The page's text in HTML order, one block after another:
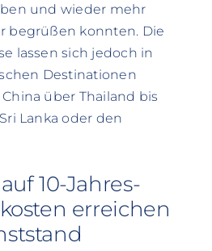
und wieder mehr
begrüßen konnten. Die
lassen sich jedoch in
Destinationen
über Thailand bis
Lanka oder den
10-Jahres-
erreichen